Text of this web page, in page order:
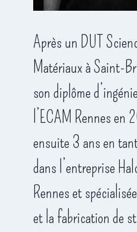
Après un DUT
Matériaux à Saint-
son diplôme
l’ECAM Rennes en
ensuite 3 ans en
dans l’entreprise
Rennes et
et la fabrication de